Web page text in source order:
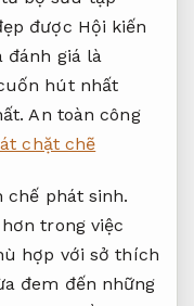
được Hội kiến
đánh giá là
hút nhất
An toàn công
chặt chẽ
chế phát sinh.
trong việc
hợp với sở thích
đem đến những